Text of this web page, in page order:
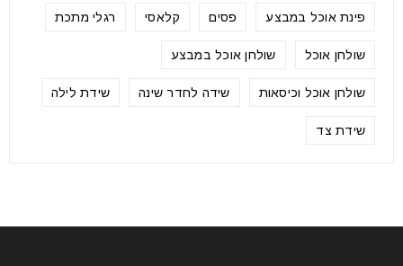
פינת אוכל במבצע פסים קלאסי רגלי מתכת
שולחן אוכל שולחן אוכל במבצע
שולחן אוכל וכיסאות שידה לחדר שינה שידת לילה
שידת צד